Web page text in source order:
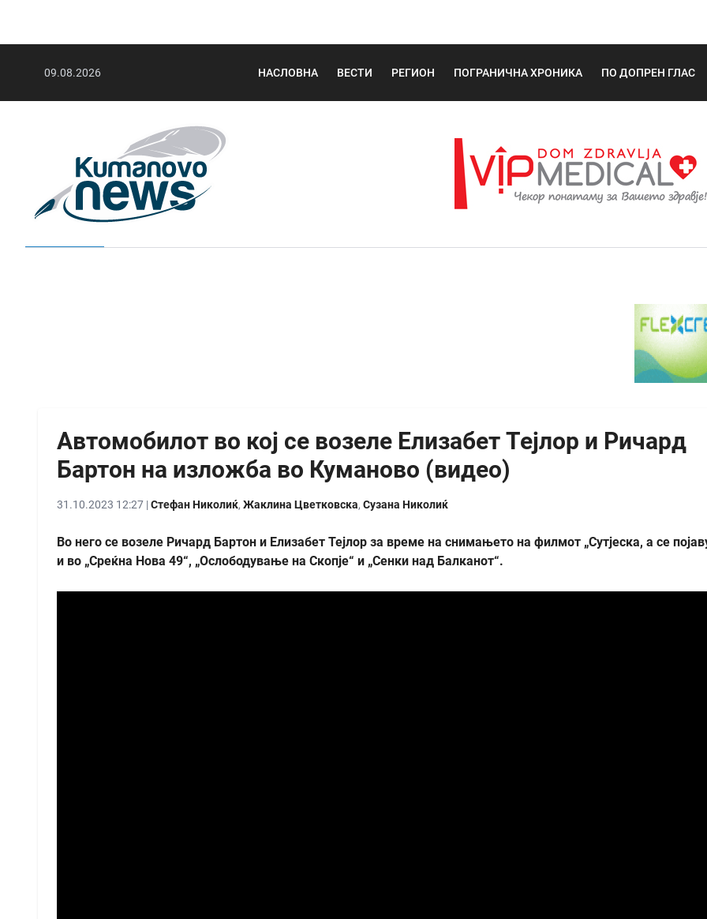
09.08.2026 НАСЛОВНА ВЕСТИ РЕГИОН ПОГРАНИЧНА ХРОНИКА ПО ДОПРЕН ГЛАС
Автомобилот во кој се возеле Елизабет Тејлор и Ричард
Бартон на изложба во Куманово (видео)
31.10.2023 12:27 |Стефан Николиќ, Жаклина Цветковска, Сузана Николиќ
Во него се возеле Ричард Бартон и Елизабет Тејлор за време на снимањето на филмот „Сутјеска, а се
и во „Среќна Нова 49“, „Ослободување на Скопје“ и „Сенки над Балканот“.